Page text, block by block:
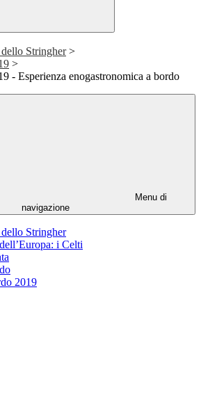
Stringher >
>
- Esperienza enogastronomica a bordo
Menu di
navigazione
Stringher
i Celti
2019